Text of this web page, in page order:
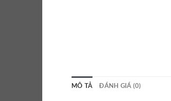
MÔ TẢ ĐÁNH GIÁ (0)